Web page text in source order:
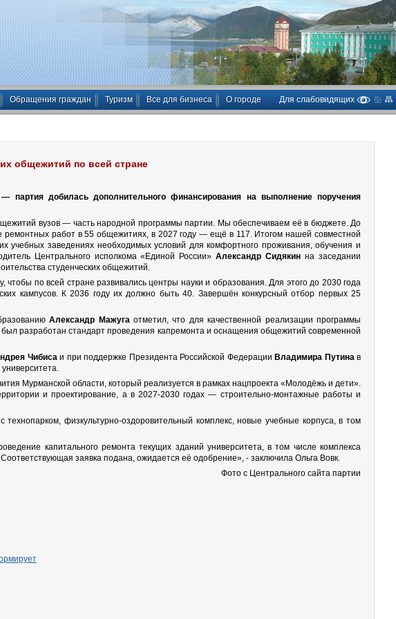
Обращения граждан Туризм Все для бизнеса О городе Для слабовидящих
общежитий по всей стране
партия добилась дополнительного финансирования на выполнение поручения
вузов — часть народной программы партии. Мы обеспечиваем её в бюджете. До
ремонтных работ в 55 общежитиях, в 2027 году — ещё в 117. Итогом нашей совместной
учебных заведениях необходимых условий для комфортного проживания, обучения и
Центрального исполкома «Единой России»Александр Сидякин на заседании
студенческих общежитий.
чтобы по всей стране развивались центры науки и образования. Для этого до 2030 года
кампусов. К 2036 году их должно быть 40. Завершён конкурсный отбор первых 25
Александр Мажугаотметил, что для качественной реализации программы
разработан стандарт проведения капремонта и оснащения общежитий современной
Чибисаи при поддержке Президента Российской Федерации Владимира Путинав
Мурманской области, который реализуется в рамках нацпроекта «Молодёжь и дети».
и проектирование, а в 2027-2030 годах — строительно-монтажные работы и
физкультурно-оздоровительный комплекс, новые учебные корпуса, в том
капитального ремонта текущих зданий университета, в том числе комплекса
заявка подана, ожидается её одобрение», - заключила Ольга Вовк.
Фото с Центрального сайта партии